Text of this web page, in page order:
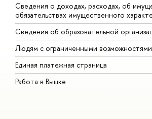
Сведения о доходах, расходах, об
обязательствах имущественного
Сведения об образовательной
Людям с ограниченными возможностями
Единая платежная страница
Работа в Вышке